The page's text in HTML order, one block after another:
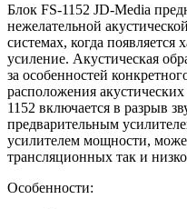
Блок FS-1152 JD-Media
нежелательной
системах, когда появляется
усиление. Акустическая
за особенностей
расположения
1152 включается в разрыв
предварительным
усилителем мощности,
трансляционных так и
Особенности: